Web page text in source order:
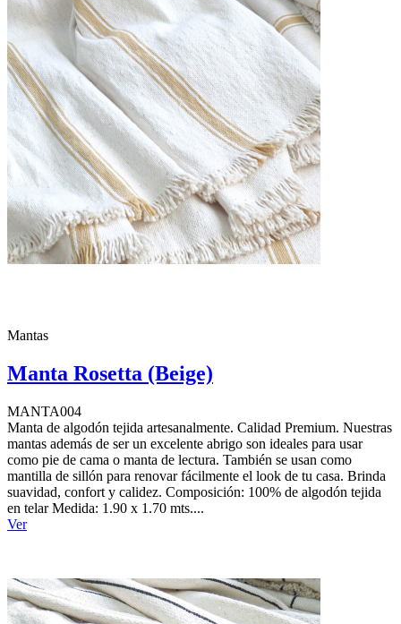
Mantas
Manta Rosetta (Beige)
MANTA004
Manta de algodón tejida artesanalmente. Calidad Premium. Nuestras
mantas además de ser un excelente abrigo son ideales para usar
como pie de cama o manta de lectura. También se usan como
mantilla de sillón para renovar fácilmente el look de tu casa. Brinda
suavidad, confort y calidez. Composición: 100% de algodón tejida
en telar Medida: 1.90 x 1.70 mts....
Ver